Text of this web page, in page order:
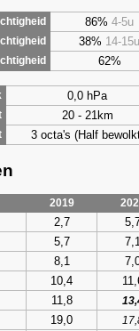
86% 4-5u
38% 14-15u
62%
0,0 hPa
20 - 21km
3 octa's (Half
2019
2,7
5,7
8,1
10,4
11,8
19,0